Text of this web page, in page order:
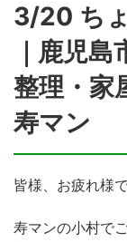
3/20 ち
｜鹿児
整理・家
寿マン
皆様、お疲れ様で
寿マンの小村